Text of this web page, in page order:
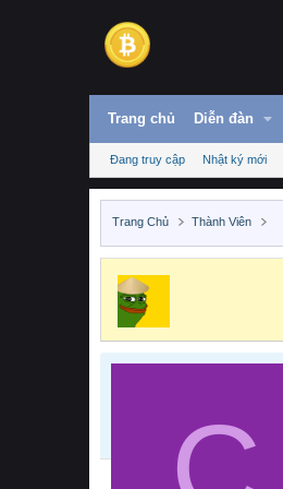
Trang chủ Diễn đàn
Đang truy cập Nhật ký mới
Trang Chủ Thành Viên